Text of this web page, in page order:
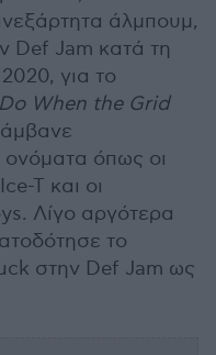
άλμπουμ,
Def Jam κατά τη
για το
When the Grid
όπως οι
T και οι
Λίγο αργότερα
το
στην Def Jam ως